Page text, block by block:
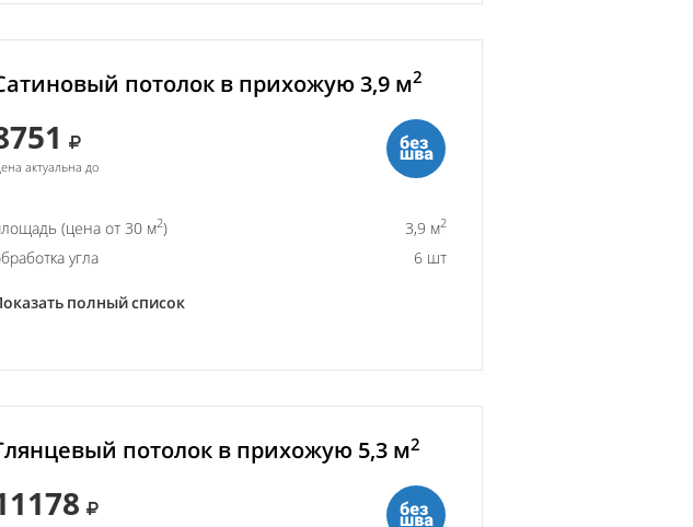
потолок в прихожую 3,9 м2
актуальна до
(цена от 30 м2) 3,9 м2
угла 6 шт
полный список
потолок в прихожую 5,3 м2